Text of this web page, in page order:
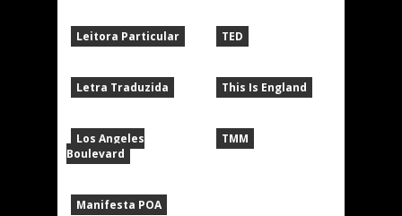
Leitora Particular
Letra Traduzida
Los Angeles
Boulevard
Manifesta POA
TED
This Is England
TMM